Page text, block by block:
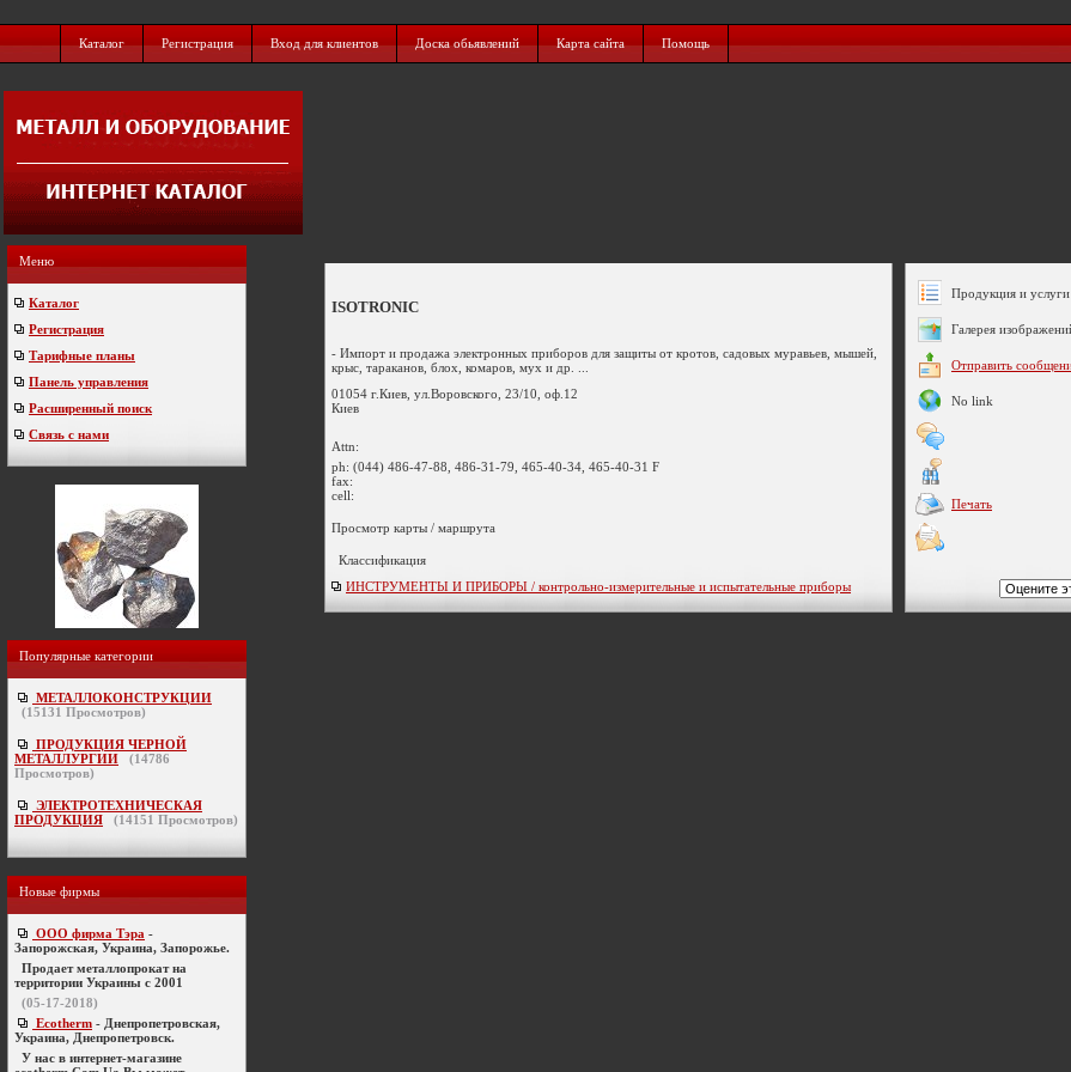
Каталог Регистрация Вход для клиентов Доска обьявлений Карта сайта Помощь
Меню
Каталог
Регистрация
Тарифные планы
Панель управления
Расширенный поиск
Связь с нами
Популярные категории
МЕТАЛЛОКОНСТРУКЦИИ
(15131 Просмотров)
ПРОДУКЦИЯ ЧЕРНОЙ
МЕТАЛЛУРГИИ
(14786
Просмотров)
ЭЛЕКТРОТЕХНИЧЕСКАЯ
ПРОДУКЦИЯ
(14151 Просмотров)
Новые фирмы
ООО фирма Тэра -
Запорожская, Украина, Запорожье.
Продает металлопрокат на
территории Украины с 2001
(05-17-2018)
Ecotherm - Днепропетровская,
Украина, Днепропетровск.
У нас в интернет-магазине
ISOTRONIC
- Импорт и продажа электронных приборов для защиты от кротов, садовых муравьев, мышей,
крыс, тараканов, блох, комаров, мух и др. ...
01054 г.Киев, ул.Воровского, 23/10, оф.12
Киев
Attn:
ph: (044) 486-47-88, 486-31-79, 465-40-34, 465-40-31 F
fax:
cell:
Просмотр карты / маршрута
Классификация
ИНСТРУМЕНТЫ И ПРИБОРЫ / контрольно-измерительные и испытательные приборы
Продукция и
Галерея
Отправить
No link
Печать